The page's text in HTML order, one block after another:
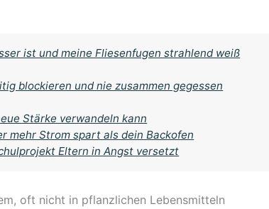
ist und meine Fliesenfugen strahlend weiß
blockieren und nie zusammen gegessen
Stärke verwandeln kann
mehr Strom spart als dein Backofen
Eltern in Angst versetzt
oft nicht in pflanzlichen Lebensmitteln